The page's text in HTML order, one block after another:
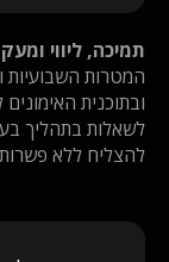
תמיכה, ליווי
המטרות השבועיות
ובתוכנית
לשאלות בתהליך
להצליח ללא